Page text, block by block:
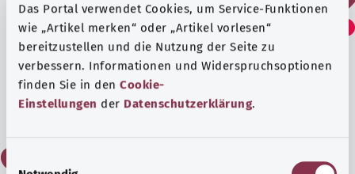
Das Portal verwendet Cookies, um Service-Funktionen
wie „Artikel merken“ oder „Artikel vorlesen“
bereitzustellen und die Nutzung der Seite zu
verbessern. Informationen und Widerspruchsoptionen
finden Sie in den Cookie-
Einstellungen der Datenschutzerklärung.
Fanden Sie diesen Artikel
hilfreich?
Ja